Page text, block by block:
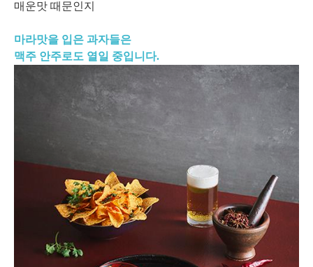
매운맛 때문인지
마라맛을 입은 과자들은
맥주 안주로도 열일 중입니다.